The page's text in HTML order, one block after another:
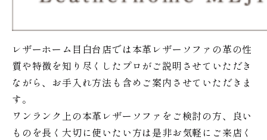
レザーホーム目白台店では本革レザーソファの革の性
質や特徴を知り尽くしたプロがご説明させていただき
ながら、お手入れ方法も含めご案内させていただきま
す。
ワンランク上の本革レザーソファをご検討の方、良い
ものを長く大切に使いたい方は是非お気軽にご来店く